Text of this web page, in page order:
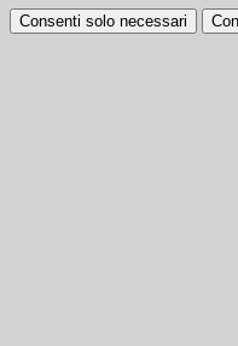
Consenti solo necessari